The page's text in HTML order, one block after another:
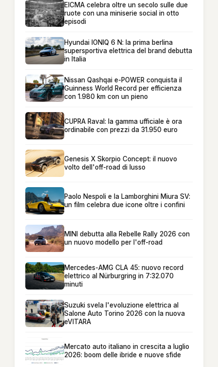
EICMA celebra oltre un secolo sulle due
ruote con una miniserie social in otto
episodi
Hyundai IONIQ 6 N: la prima berlina
supersportiva elettrica del brand debutta
in Italia
Nissan Qashqai e-POWER conquista il
Guinness World Record per efficienza
con 1.980 km con un pieno
CUPRA Raval: la gamma ufficiale è ora
ordinabile con prezzi da 31.950 euro
Genesis X Skorpio Concept: il nuovo
volto dell'off-road di lusso
Paolo Nespoli e la Lamborghini Miura SV:
un film celebra due icone oltre i confini
MINI debutta alla Rebelle Rally 2026 con
un nuovo modello per l'off-road
Mercedes-AMG CLA 45: nuovo record
elettrico al Nürburgring in 7:32.070
minuti
Suzuki svela l'evoluzione elettrica al
Salone Auto Torino 2026 con la nuova
eVITARA
Mercato auto italiano in crescita a luglio
2026: boom delle ibride e nuove sfide